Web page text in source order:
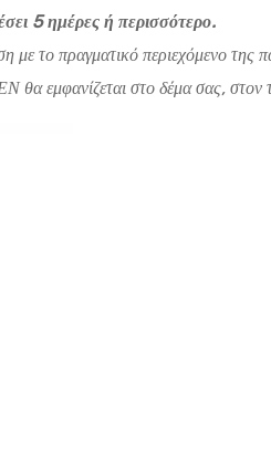
5 ημέρες ή περισσότερο.
με το πραγματικό περιεχόμενο
στο δέμα σας, στον